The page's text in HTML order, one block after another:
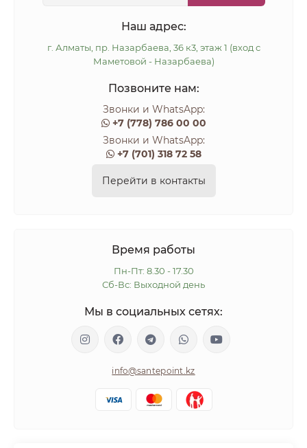
Наш адрес:
г. Алматы, пр. Назарбаева, 36 к3, этаж 1 (вход с
Маметовой - Назарбаева)
Позвоните нам:
Звонки и WhatsApp:
+7 (778) 786 00 00
Звонки и WhatsApp:
+7 (701) 318 72 58
Перейти в контакты
Время работы
Пн-Пт: 8.30 - 17.30
Сб-Вс: Выходной день
Мы в социальных сетях:
info@santepoint.kz